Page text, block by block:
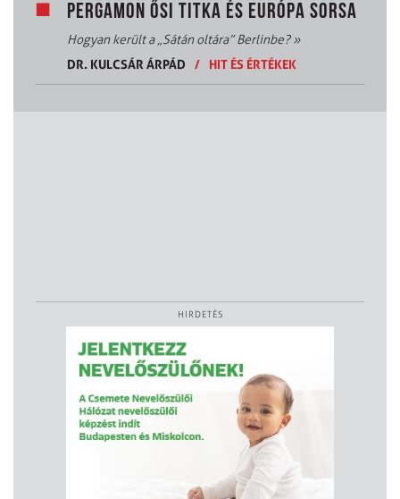
PERGAMON ŐSI TITKA ÉS EURÓPA SORSA
Hogyan került a „Sátán oltára” Berlinbe?»
DR. KULCSÁR ÁRPÁD
/ HIT ÉS ÉRTÉKEK
HIRDETÉS